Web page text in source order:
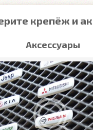
крепёж и
Аксессуары